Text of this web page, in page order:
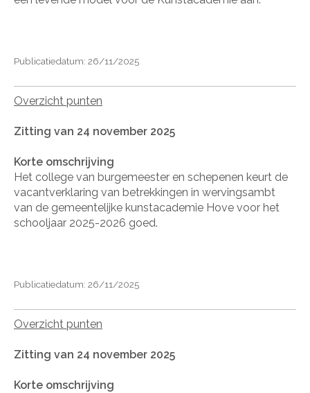
Publicatiedatum: 26/11/2025
Overzicht punten
Zitting van 24 november 2025
Korte omschrijving
Het college van burgemeester en schepenen keurt de
vacantverklaring van betrekkingen in wervingsambt
van de gemeentelijke kunstacademie Hove voor het
schooljaar 2025-2026 goed.
Publicatiedatum: 26/11/2025
Overzicht punten
Zitting van 24 november 2025
Korte omschrijving